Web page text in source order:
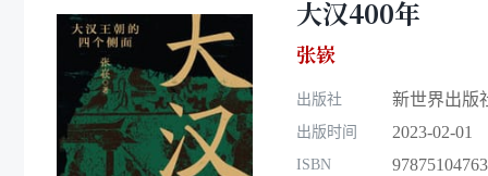
大汉400年
张嵚
出版社 新世界出版
出版时间 2023-02-01
ISBN